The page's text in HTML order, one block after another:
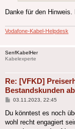
Danke für den
Vodafone-Kabel-Helpdesk
SenfKabelHer
Kabelexperte
Re: [VFKD]
Bestandskunden
Beitrag
03.11.2023, 22:45
Du könntest es noch
wohl recht engagiert